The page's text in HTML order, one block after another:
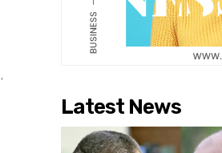
Latest News